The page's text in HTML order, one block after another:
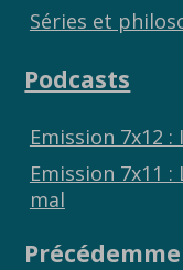
Séries et
Podcasts
Emission 7x12
Emission 7x11
mal